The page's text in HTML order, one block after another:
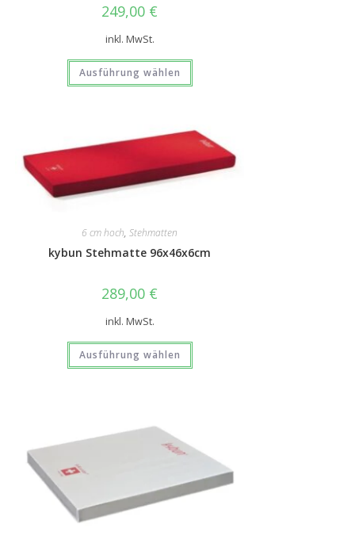
249,00 €
inkl. MwSt.
Ausführung wählen
6 cm hoch,Stehmatten
kybun Stehmatte 96x46x6cm
289,00 €
inkl. MwSt.
Ausführung wählen